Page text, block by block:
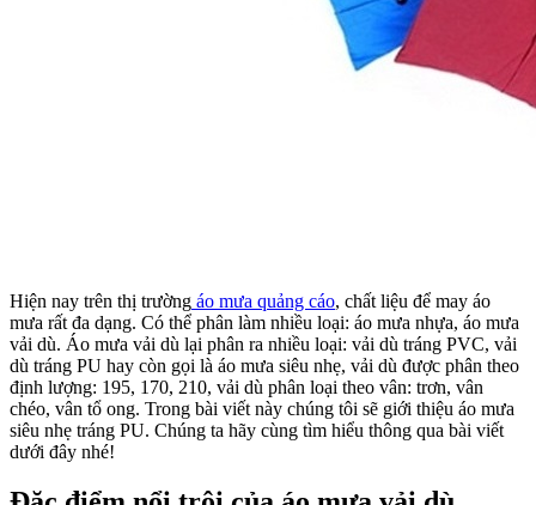
Hiện nay trên thị trường áo mưa quảng cáo, chất liệu để may áo
mưa rất đa dạng. Có thể phân làm nhiều loại: áo mưa nhựa, áo mưa
vải dù. Áo mưa vải dù lại phân ra nhiều loại: vải dù tráng PVC, vải
dù tráng PU hay còn gọi là áo mưa siêu nhẹ, vải dù được phân theo
định lượng: 195, 170, 210, vải dù phân loại theo vân: trơn, vân
chéo, vân tổ ong. Trong bài viết này chúng tôi sẽ giới thiệu áo mưa
siêu nhẹ tráng PU. Chúng ta hãy cùng tìm hiểu thông qua bài viết
dưới đây nhé!